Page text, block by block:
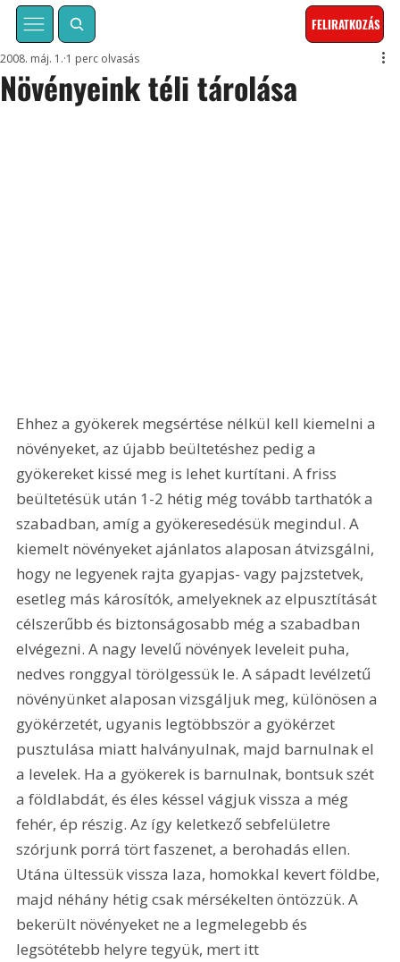
FELIRATKOZÁS
Növényeink téli tárolása
2008. máj. 1. 1 perc olvasás
Ehhez a gyökerek megsértése nélkül kell kiemelni a
növényeket, az újabb beültetéshez pedig a
gyökereket kissé meg is lehet kurtítani. A friss
beültetésük után 1-2 hétig még tovább tarthatók a
szabadban, amíg a gyökeresedésük megindul. A
kiemelt növényeket ajánlatos alaposan átvizsgálni,
hogy ne legyenek rajta gyapjas- vagy pajzstetvek,
esetleg más károsítók, amelyeknek az elpusztítását
célszerűbb és biztonságosabb még a szabadban
elvégezni. A nagy levelű növények leveleit puha,
nedves ronggyal törölgessük le. A sápadt levélzetű
növényünket alaposan vizsgáljuk meg, különösen a
gyökérzetét, ugyanis legtöbbször a gyökérzet
pusztulása miatt halványulnak, majd barnulnak el
a levelek. Ha a gyökerek is barnulnak, bontsuk szét
a földlabdát, és éles késsel vágjuk vissza a még
fehér, ép részig. Az így keletkező sebfelületre
szórjunk porrá tört faszenet, a berohadás ellen.
Utána ültessük vissza laza, homokkal kevert földbe,
majd néhány hétig csak mérsékelten öntözzük. A
bekerült növényeket ne a legmelegebb és
legsötétebb helyre tegyük, mert itt